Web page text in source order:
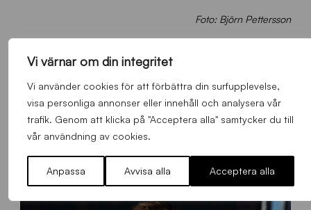
Vi värnar om din integritet
Vi använder cookies för att förbättra din surfupplevelse,
visa personliga annonser eller innehåll och analysera vår
trafik. Genom att klicka på "Acceptera alla" samtycker du till
vår användning av cookies.
Anpassa Avvisa alla Acceptera alla
Foto: Björn Pettersson
FLER NYHETER
Alla nyheter